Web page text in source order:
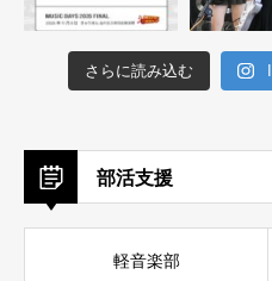
さらに読み込む
部活支援
軽音楽部